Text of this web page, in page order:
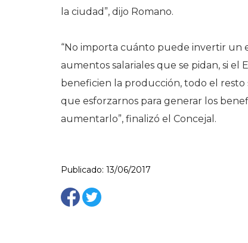
la ciudad”, dijo Romano.
“No importa cuánto puede invertir un
aumentos salariales que se pidan, si
beneficien la producción, todo el resto
que esforzarnos para generar los
aumentarlo”, finalizó el Concejal.
Publicado: 13/06/2017